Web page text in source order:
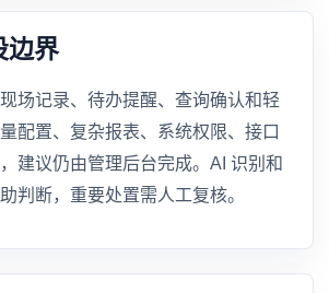
边界
场记录、待办提醒、查询确认和轻
配置、复杂报表、系统权限、接口
建议仍由管理后台完成。AI 识别和
判断，重要处置需人工复核。